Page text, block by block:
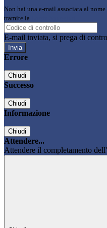
Non hai una e-mail associata al
tramite la
E-mail inviata, si prega di
Errore
Chiudi
Successo
Chiudi
Informazione
Chiudi
Attendere...
Attendere il completamento